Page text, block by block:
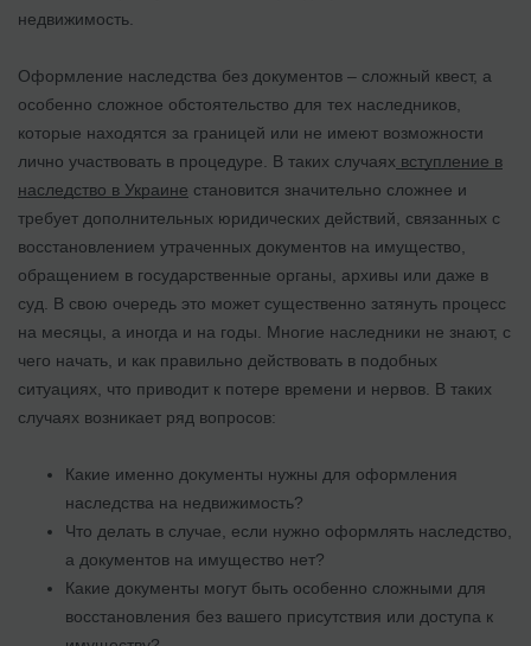
недвижимость.
Оформление наследства без документов – сложный квест, а
особенно сложное обстоятельство для тех наследников,
которые находятся за границей или не имеют возможности
лично участвовать в процедуре. В таких случаях вступление в
наследство в Украине становится значительно сложнее и
требует дополнительных юридических действий, связанных с
восстановлением утраченных документов на имущество,
обращением в государственные органы, архивы или даже в
суд. В свою очередь это может существенно затянуть процесс
на месяцы, а иногда и на годы. Многие наследники не знают, с
чего начать, и как правильно действовать в подобных
ситуациях, что приводит к потере времени и нервов. В таких
случаях возникает ряд вопросов:
Какие именно документы нужны для оформления
наследства на недвижимость?
Что делать в случае, если нужно оформлять наследство,
а документов на имущество нет?
Какие документы могут быть особенно сложными для
восстановления без вашего присутствия или доступа к